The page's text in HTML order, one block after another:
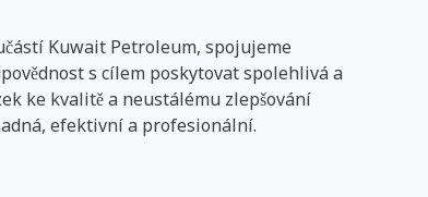
Kuwait Petroleum, spojujeme
s cílem poskytovat spolehlivá a
ke kvalitě a neustálému zlepšování
efektivní a profesionální.